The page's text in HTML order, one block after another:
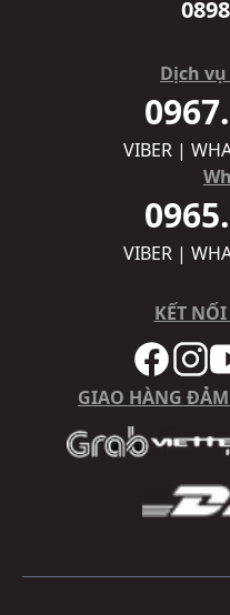
Dịch
VIBER |
VIBER |
KẾT
GIAO HÀNG